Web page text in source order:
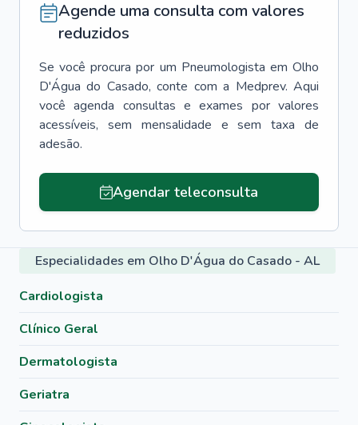
Agende uma consulta com valores
reduzidos
Se você procura por um Pneumologista em Olho
D'Água do Casado, conte com a Medprev. Aqui
você agenda consultas e exames por valores
acessíveis, sem mensalidade e sem taxa de
adesão.
Agendar teleconsulta
Especialidades em Olho D'Água do Casado - AL
Cardiologista
Clínico Geral
Dermatologista
Geriatra